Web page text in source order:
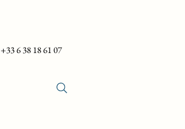
+33 6 38 18 61 07